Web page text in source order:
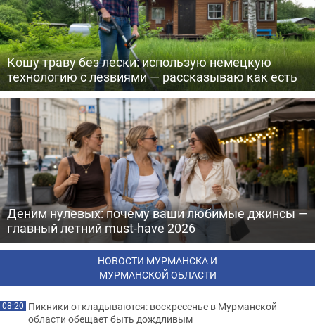
Кошу траву без лески: использую немецкую
технологию с лезвиями — рассказываю как есть
Деним нулевых: почему ваши любимые джинсы —
главный летний must-have 2026
НОВОСТИ МУРМАНСКА И
МУРМАНСКОЙ ОБЛАСТИ
08:20 Пикники откладываются: воскресенье в Мурманской
области обещает быть дождливым